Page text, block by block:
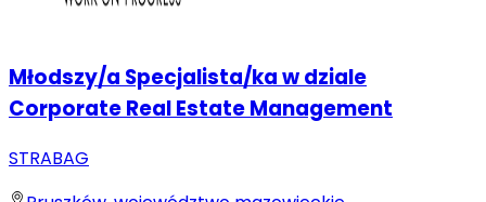
Młodszy/a Specjalista/ka w dziale
Corporate Real Estate Management
STRABAG